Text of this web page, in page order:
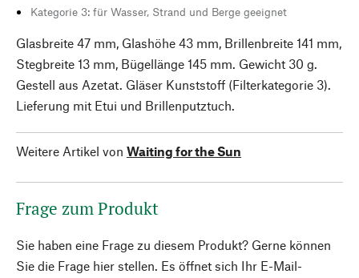
Kategorie 3: für Wasser, Strand und Berge geeignet
Glasbreite 47 mm, Glashöhe 43 mm, Brillenbreite 141 mm,
Stegbreite 13 mm, Bügellänge 145 mm. Gewicht 30 g.
Gestell aus Azetat. Gläser Kunststoff (Filterkategorie 3).
Lieferung mit Etui und Brillenputztuch.
Weitere Artikel von Waiting for the Sun
Frage zum Produkt
Sie haben eine Frage zu diesem Produkt? Gerne können
Sie die Frage hier stellen. Es öffnet sich Ihr E-Mail-